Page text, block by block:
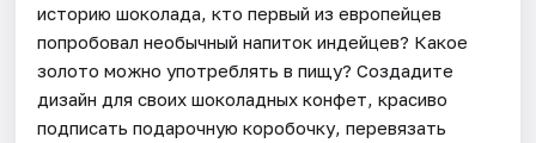
историю шоколада, кто первый из европейцев
попробовал необычный напиток индейцев? Какое
золото можно употреблять в пищу? Создадите
дизайн для своих шоколадных конфет, красиво
подписать подарочную коробочку, перевязать